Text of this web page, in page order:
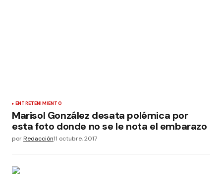
ENTRETENIMIENTO
Marisol González desata polémica por
esta foto donde no se le nota el embarazo
porRedacción11 octubre, 2017